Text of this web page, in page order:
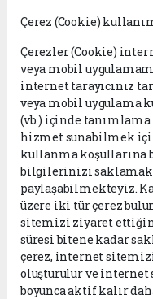
Çerez (Cookie)
Çerezler (Cookie)
veya mobil
internet tarayıcınız
veya mobil uygulama
(vb.) içinde tanımlama
hizmet sunabilmek
kullanma koşullarına
bilgilerinizi
paylaşabilmekteyiz.
üzere iki tür çerez
sitemizi ziyaret
süresi bitene kadar
çerez, internet
oluşturulur ve
boyunca aktif kalır